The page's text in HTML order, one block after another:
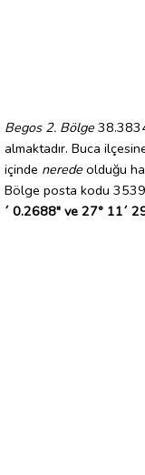
Begos 2. Bölge
almaktadır. Buca
içinde nerede olduğu
Bölge posta kodu
´ 0.2688" ve 27° 11´